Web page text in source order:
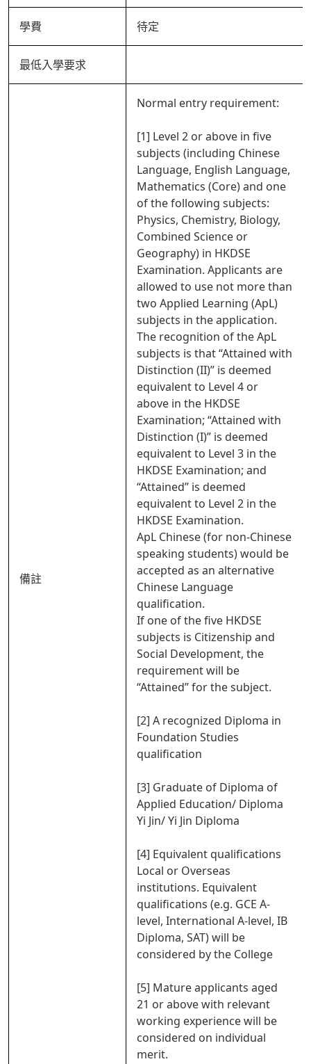
學費 待定
最低入學要求
備註
Normal entry requirement:
[1] Level 2 or above in five
subjects (including Chinese
Language, English Language,
Mathematics (Core) and one
of the following subjects:
Physics, Chemistry, Biology,
Combined Science or
Geography) in HKDSE
Examination. Applicants are
allowed to use not more than
two Applied Learning (ApL)
subjects in the application.
The recognition of the ApL
subjects is that “Attained with
Distinction (II)” is deemed
equivalent to Level 4 or
above in the HKDSE
Examination; “Attained with
Distinction (I)” is deemed
equivalent to Level 3 in the
HKDSE Examination; and
“Attained” is deemed
equivalent to Level 2 in the
HKDSE Examination.
ApL Chinese (for non-Chinese
speaking students) would be
accepted as an alternative
Chinese Language
qualification.
If one of the five HKDSE
subjects is Citizenship and
Social Development, the
requirement will be
“Attained” for the subject.
[2] A recognized Diploma in
Foundation Studies
qualification
[3] Graduate of Diploma of
Applied Education/ Diploma
Yi Jin/ Yi Jin Diploma
[4] Equivalent qualifications
Local or Overseas
institutions. Equivalent
qualifications (e.g. GCE A-
level, International A-level, IB
Diploma, SAT) will be
considered by the College
[5] Mature applicants aged
21 or above with relevant
working experience will be
considered on individual
merit.